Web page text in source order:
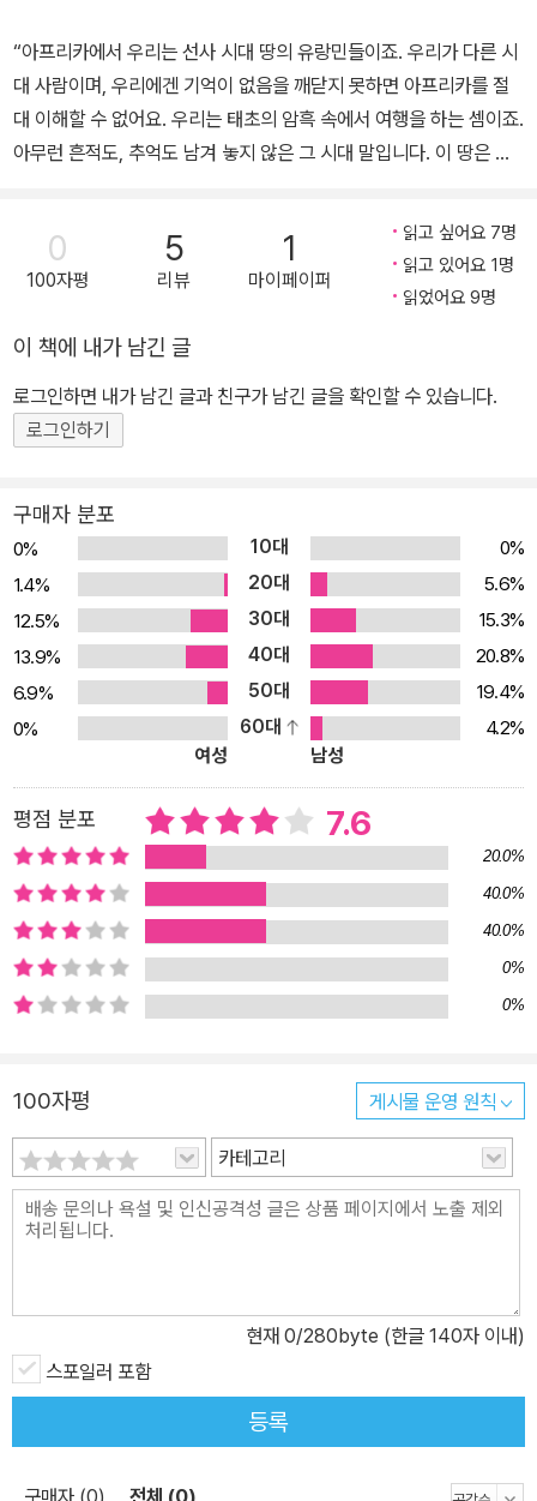
의 미래》, 《위기 그리고 그 이후》, 《빈곤한 만찬》, 《현장에서 만난 2
0thC : 매그넘 1947~2006》, 《미래의 물결》, 《식물의 역사와 신
화》, 《잠수종과 나비》 등이 있으며, 김훈의 《칼의 노래》를 프랑스어
로 옮겨 갈리마르에서 출간했다.
“아프리카에서 우리는 선사 시대 땅의 유랑민들이죠. 우리가 다른 시
대 사람이며, 우리에겐 기억이 없음을 깨닫지 못하면 아프리카를 절
대 이해할 수 없어요. 우리는 태초의 암흑 속에서 여행을 하는 셈이죠.
아무런 흔적도, 추억도 남겨 놓지 않은 그 시대 말입니다. 이 땅은 비
습니다. 그게 제일 고약한 거죠. 그들은 끔찍하게 인상을 쓰면서 포효
하고 뛰어다니지만 그들의 인간성은 우리와 다를 바 없죠. 그건 여러
세기 전 우리의 모습, 우리가 길들인 그 모습을 반영할 뿐입니다.“ ㅡ
복당한 괴물이 족쇄를 찬 광경에는 익숙해 있네만, 그곳에는, 그곳에
서는 어떤 흉악한 것이 자유롭게 설치는 것을 볼 수 있었네. 그것은 이
세상에 속하는 것이 아니었고, 그들도…… 아니야, 그들이 인간이 아
니라곤 할 수 없었네. 실은 그것이 제일 고약한 일이었네. 그들도 어쩌
되었지. 그들은 소리소리 지르고, 펄쩍펄쩍 뛰고, 빙빙 돌며 무시무시
한 인상을 썼는데, 우리를 전율하게 만든 것은 바로 그들도ㅡ자네들
과 똑같은ㅡ인간이라는 생각, 즉 이 야성적이고도 격렬한 소란이 우
리와 아무 관련 없진 않다는 생각이었네.” ㅡ 조지프 콘래드의 『어둠
의 심연』 77~78면 이석구 옮김 을유문화사 조지프 콘래드, 콩고로
들어가다 영어를 쓸 줄 몰랐던 폴란드 출신의 청년 유제프는 38세부
터 조지프 콘래드라는 이름으로 연달아 영어 소설을 발표하였다. 이
작품들로 그는 <위대한 영국 소설가>의 반열에 올랐다. 콘래드는 폴
란드 반정부 운동에 가담했던 전력으로 유배 생활을 한 부모를 따라
험난한 어린 시절을 보냈다. 부모가 잇달아 사망한 이후에는 삼촌의
보호 아래 자랐지만 건강이 좋지 않아 실질적인 교육을 받기 어려웠
고, 그때부터 광범위한 독서를 하며 항해와 모험에 관한 책을 즐겨 읽
었다. 콘래드는 24세 때 본격적인 선원 생활을 시작했다. 선원 생활
을 마감하고 본격적인 창작 활동을 시작하면서부터 모든 작품을 영어
로 집필했으며 1874년부터 시작된 바다 위에서의 생활은 그의 작품
에 중요한 소재가 되었다. 1899년 발표한 대표작 『어둠의 심연Hear
랜시스 포드 코폴라 감독에 의해 영화화도 되었다. 이 작품은 어둠의
대륙 아프리카에서 영국인 선장 <말로>가 전설적인 인물 쿠르츠의
행적을 추적하는 내용을 담았다. 여기에서 말하는 어둠은 원시적인
아프리카일 수도 있고 그 반대인 문명 세계이자 아프리카를 손안에
넣으려는 제국주의일 수도 있다. 또한 더 깊은 근원인 인간 본성 자체
조지프 콘래드의 눈으로 콩고를 바라본다. 역사적 인물을 주로 다루
는 만화 시나리오 작가인 크리스티앙 페리생이 글을 쓰고, 만화가인
톰 티라보스코가 목탄을 이용해 아프리카를 더욱 강렬하게 표현하였
다. 『콩고』는 거대하며 길고 긴 매혹적인 뱀 같은 콩고로 떠나는 콘래
0
100자평
5
리뷰
1
마이페이퍼
읽고 싶어요 7명
읽고 있어요 1명
읽었어요 9명
이 책에 내가 남긴 글
로그인하면 내가 남긴 글과 친구가 남긴 글을 확인할 수 있습니다.
로그인하기
구매자 분포
0% 10대
0%
1.4%
20대
5.6%
12.5%
30대
15.3%
13.9%
40대
20.8%
6.9%
50대
19.4%
0%
60대
4.2%
여성
남성
평점 분포 7.6
20.0%
40.0%
40.0%
0%
0%
100자평 게시물 운영 원칙
카테고리
현재 0/280byte (한글 140자 이내)
스포일러 포함
등록